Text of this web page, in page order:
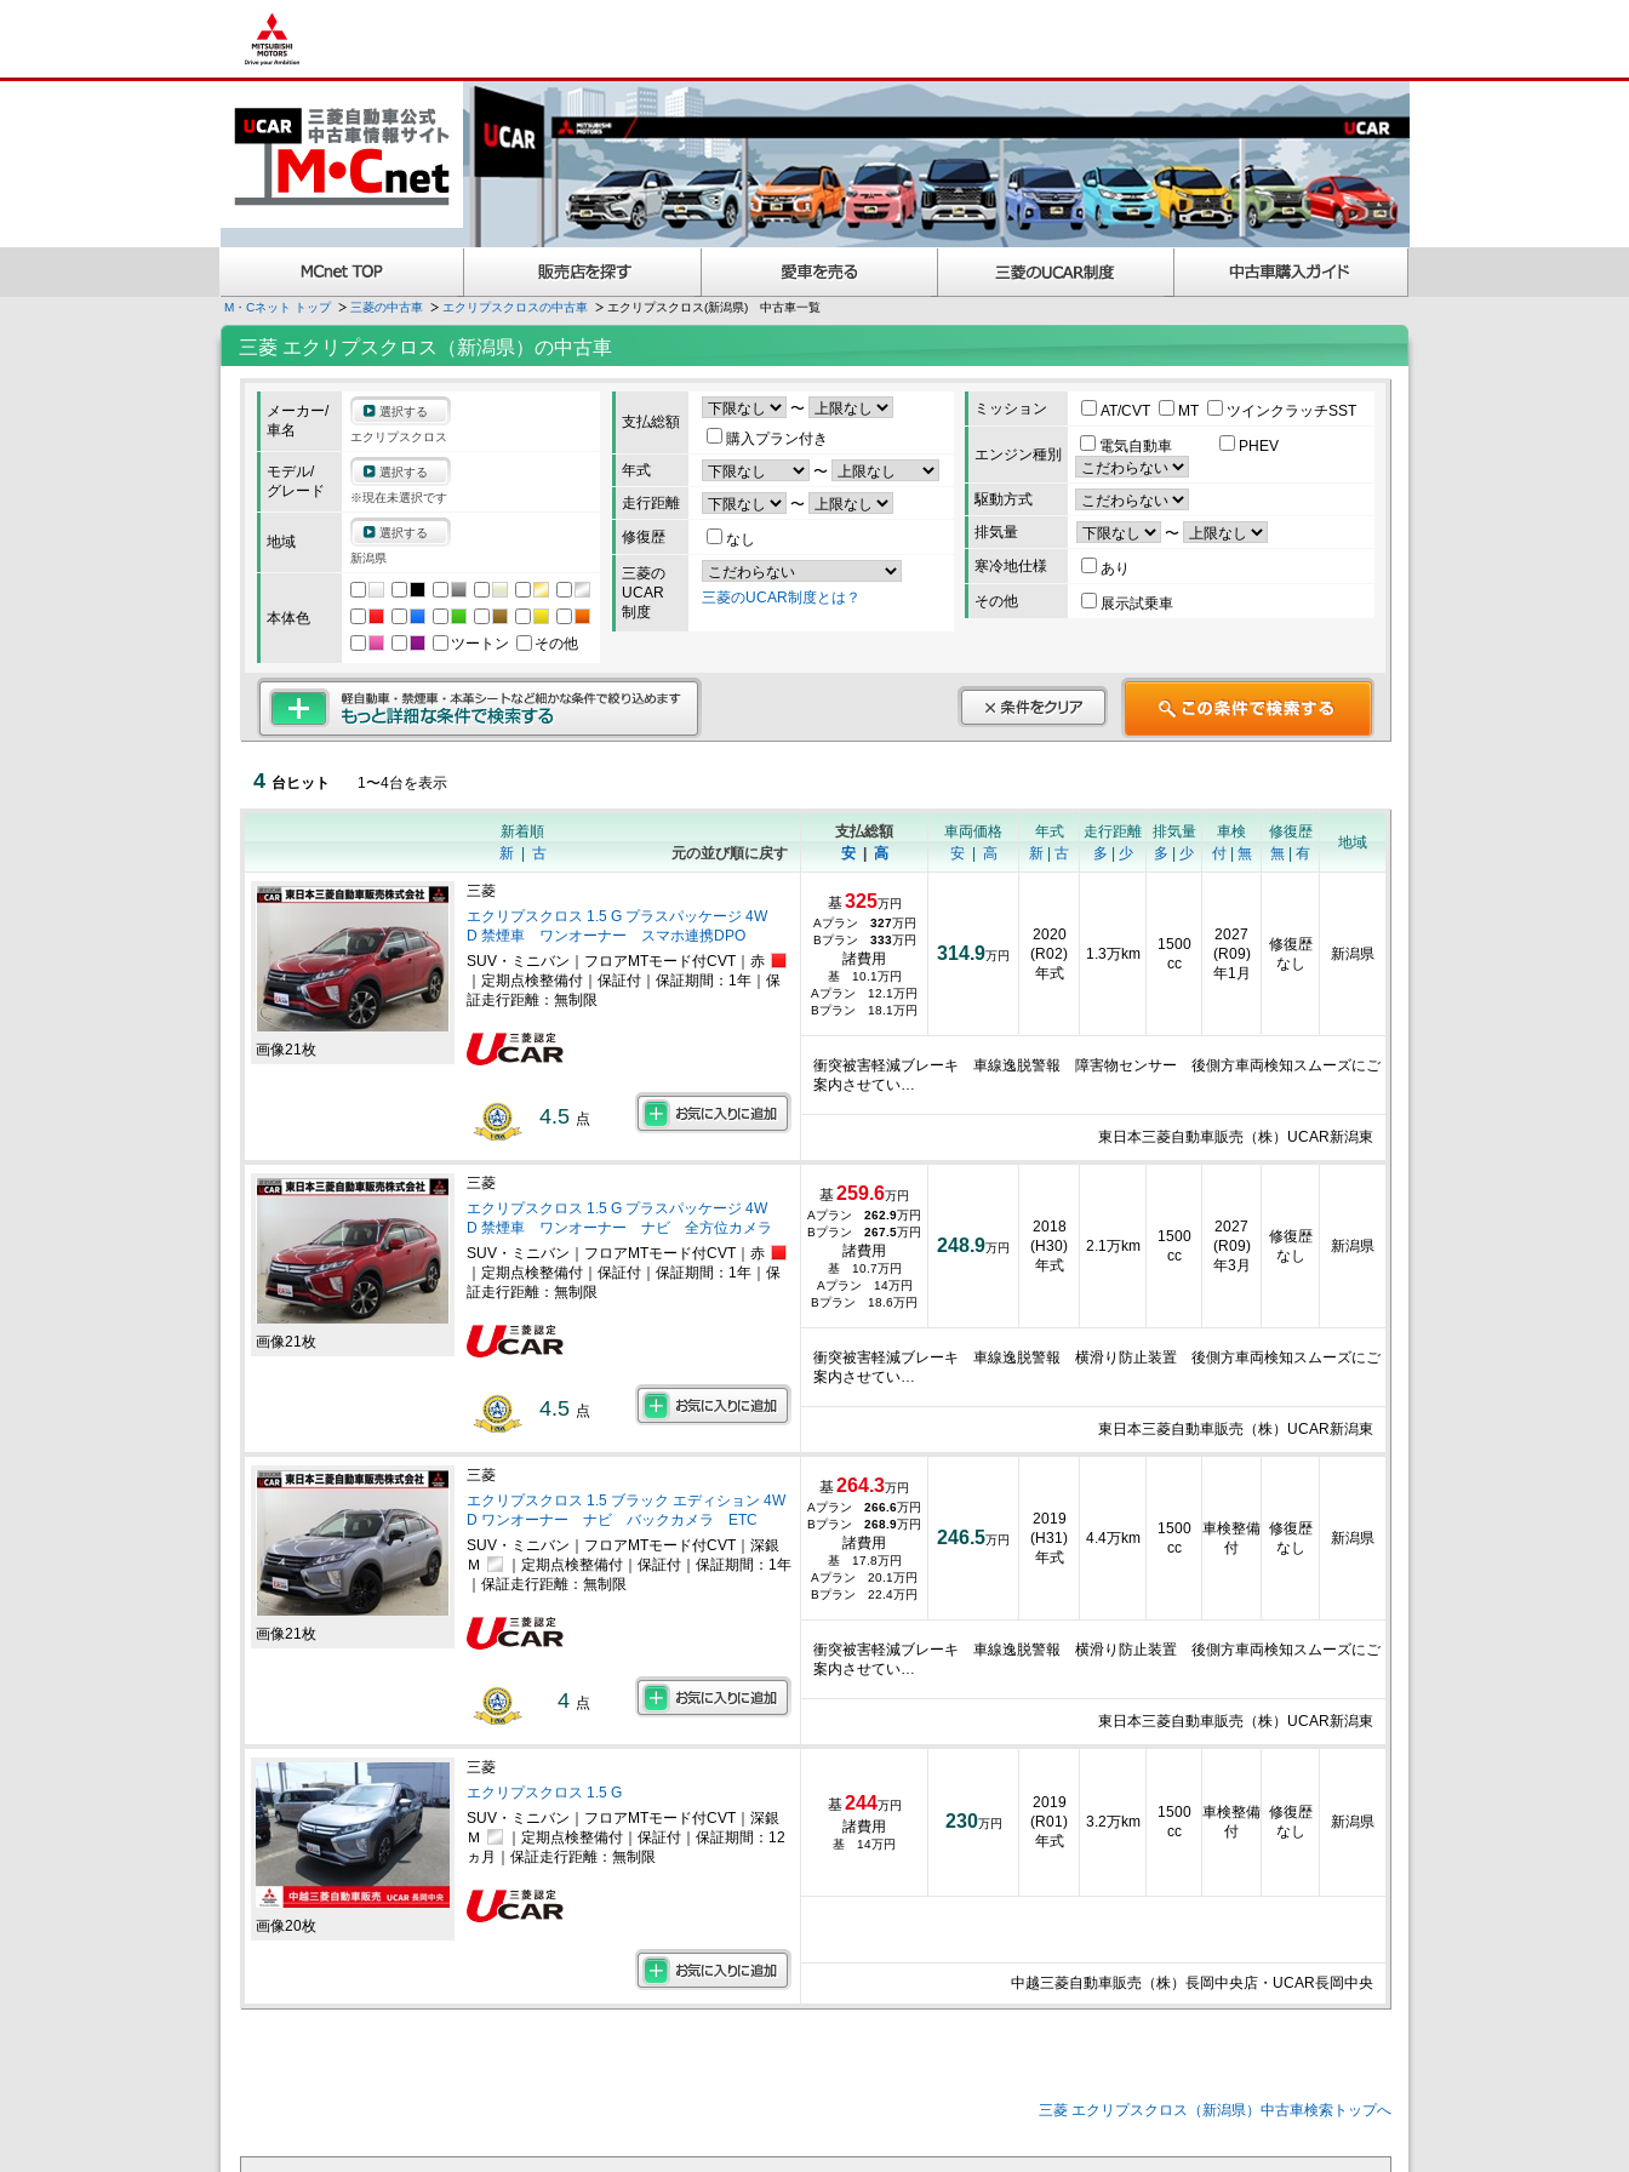
M・Cネット トップ 三菱の中古車 エクリプスクロスの中古車 エクリプスクロス(新潟県) 中古車一覧
三菱 エクリプスクロス（新潟県）の中古車
メーカー/
車名
選択する
エクリプスクロス
モデル/
グレード
選択する
※現在未選択です
地域
選択する
新潟県
本体色
ツートン
その他
支払総額
〜
購入プラン付き
年式
〜
走行距離
〜
修復歴
なし
三菱の
UCAR
制度
三菱のUCAR制度とは？
ミッション AT/CVT MT ツインクラッチSST
エンジン種別 電気自動車 PHEV
駆動方式
排気量
〜
寒冷地仕様
あり
その他
展示試乗車
4 台ヒット 1〜4台を表示
新着順
新| 古 元の並び順に戻す
支払総額
安| 高
車両価格
安| 高
年式
新
古
走行距離
多
少
排気量
多
少
車検
付| 無
修復歴
無
有
地域
画像21枚
三菱
エクリプスクロス 1.5 G プラスパッケージ 4W
D 禁煙車 ワンオーナー スマホ連携DPO
SUV・ミニバン｜フロアMTモード付CVT｜赤
｜定期点検整備付｜保証付｜保証期間：1年｜保
証走行距離：無制限
4.5 点
基325万円
Aプラン 327万円
Bプラン 333万円
諸費用
基 10.1万円
Aプラン 12.1万円
Bプラン 18.1万円
314.9万円
2020
(R02)
年式
1.3万km
1500
cc
2027
(R09)
年1月
修復歴
なし
新潟県
衝突被害軽減ブレーキ 車線逸脱警報 障害物センサー 後側方車両検知スムーズにご
案内させてい…
東日本三菱自動車販売（株）UCAR新潟東
画像21枚
三菱
エクリプスクロス 1.5 G プラスパッケージ 4W
D 禁煙車 ワンオーナー ナビ 全方位カメラ
SUV・ミニバン｜フロアMTモード付CVT｜赤
｜定期点検整備付｜保証付｜保証期間：1年｜保
証走行距離：無制限
4.5 点
基259.6万円
Aプラン 262.9万円
Bプラン 267.5万円
諸費用
基 10.7万円
Aプラン 14万円
Bプラン 18.6万円
248.9万円
2018
(H30)
年式
2.1万km
1500
cc
2027
(R09)
年3月
修復歴
なし
新潟県
衝突被害軽減ブレーキ 車線逸脱警報 横滑り防止装置 後側方車両検知スムーズにご
案内させてい…
東日本三菱自動車販売（株）UCAR新潟東
画像21枚
三菱
エクリプスクロス 1.5 ブラック エディション 4W
D ワンオーナー ナビ バックカメラ ETC
SUV・ミニバン｜フロアMTモード付CVT｜深銀
Ｍ
｜定期点検整備付｜保証付｜保証期間：1年
｜保証走行距離：無制限
4 点
基264.3万円
Aプラン 266.6万円
Bプラン 268.9万円
諸費用
基 17.8万円
Aプラン 20.1万円
Bプラン 22.4万円
246.5万円
2019
(H31)
年式
4.4万km
1500
cc
車検整備
付
修復歴
なし
新潟県
衝突被害軽減ブレーキ 車線逸脱警報 横滑り防止装置 後側方車両検知スムーズにご
案内させてい…
東日本三菱自動車販売（株）UCAR新潟東
画像20枚
三菱
エクリプスクロス 1.5 G
SUV・ミニバン｜フロアMTモード付CVT｜深銀
Ｍ
｜定期点検整備付｜保証付｜保証期間：12
ヵ月｜保証走行距離：無制限
基244万円
諸費用
基 14万円
230万円
2019
(R01)
年式
3.2万km
1500
cc
車検整備
付
修復歴
なし
新潟県
中越三菱自動車販売（株）長岡中央店・UCAR長岡中央
三菱 エクリプスクロス（新潟県）中古車検索トップへ